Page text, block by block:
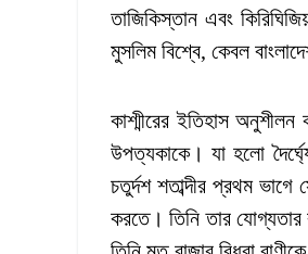
তাজিকিস্তান এবং
মুসলিম বিশ্বে, কেবল
কাশ্মীরের ইতিহাস
উপত্যকাকে। যা হলো
চতুর্দশ শতাব্দীর প্রথম ভাগে
করতে। তিনি তার যোগ্যতার